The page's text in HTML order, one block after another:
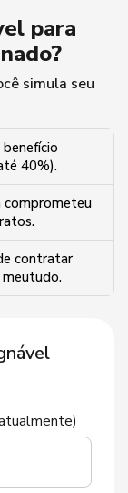
para
simula seu
40%).
comprometeu
contratar